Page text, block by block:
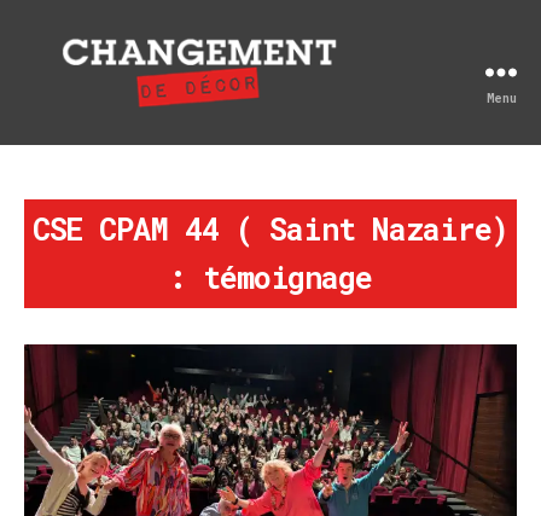
de
Menu
CSE CPAM 44 ( Saint Nazaire)
: témoignage